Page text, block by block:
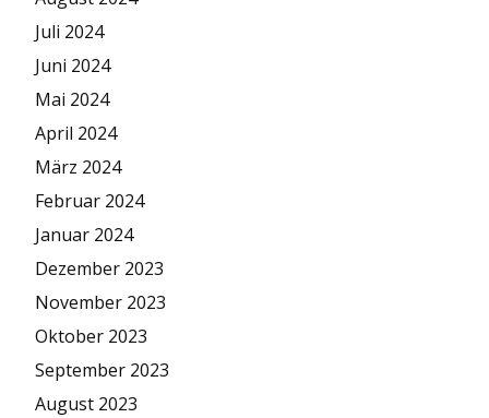
Juli 2024
Juni 2024
Mai 2024
April 2024
März 2024
Februar 2024
Januar 2024
Dezember 2023
November 2023
Oktober 2023
September 2023
August 2023